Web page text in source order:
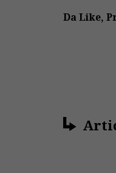
Da Like,